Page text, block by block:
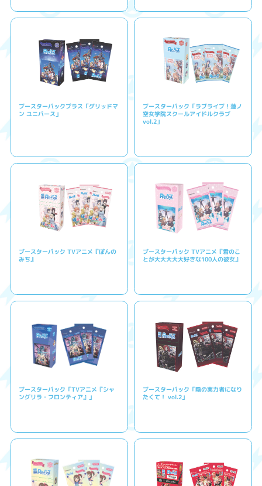
ブースターパックプラス「グリッドマ
ン ユニバース」
ブースターパック「ラブライブ！蓮ノ
空女学院スクールアイドルクラブ
vol.2」
ブースターパック TVアニメ『ぽんの
みち』
ブースターパック TVアニメ『君のこ
とが大大大大大好きな100人の彼女』
ブースターパック「TVアニメ『シャ
ングリラ・フロンティア』」
ブースターパック「陰の実力者になり
たくて！ vol.2」